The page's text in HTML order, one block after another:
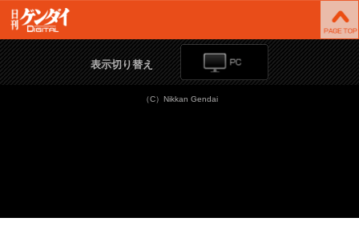
表示切り替え
（C）Nikkan Gendai